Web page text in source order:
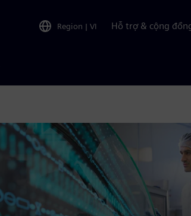
Region | VI Hỗ trợ & cộng